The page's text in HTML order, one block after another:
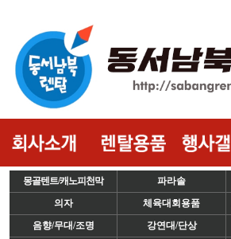
몽골텐트/캐노피천막 파라솔
의자
체육대회용품
음향/무대/조명
강연대/단상